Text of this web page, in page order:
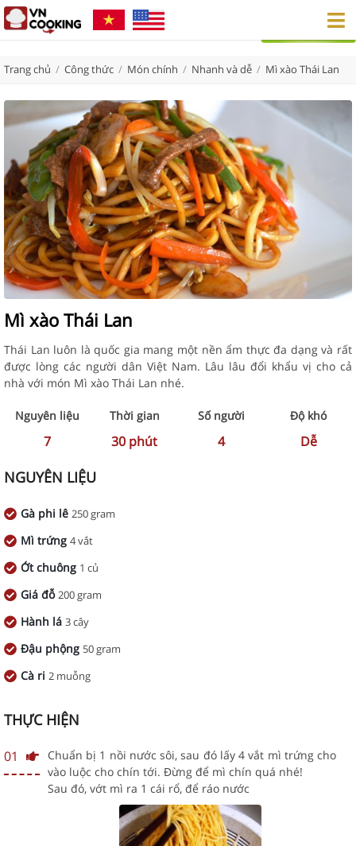
Trang chủ / Công thức / Món chính / Nhanh và dễ / Mì xào Thái Lan
Mì xào Thái Lan
Thái Lan luôn là quốc gia mang một nền ẩm thực đa dạng và rất
được lòng các người dân Việt Nam. Lâu lâu đổi khẩu vị cho cả
nhà với món Mì xào Thái Lan nhé.
Nguyên liệu
7
Thời gian
30 phút
Số người
4
Độ khó
Dễ
NGUYÊN LIỆU
Gà phi lê 250 gram
Mì trứng 4 vắt
Ớt chuông 1 củ
Giá đỗ200 gram
Hành lá 3 cây
Đậu phộng 50 gram
Cà ri 2 muỗng
THỰC HIỆN
01
Chuẩn bị 1 nồi nước sôi, sau đó lấy 4 vắt mì trứng cho
vào luộc cho chín tới. Đừng để mì chín quá nhé!
Sau đó, vớt mì ra 1 cái rổ, để ráo nước